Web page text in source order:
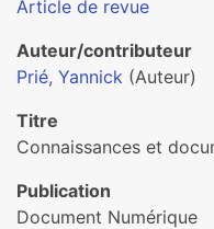
Article de revue
Auteur/contributeur
Prié, Yannick (Auteur)
Titre
Connaissances et
Publication
Document Numérique